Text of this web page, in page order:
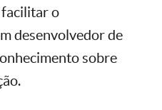
facilitar o
desenvolvedor de
sobre